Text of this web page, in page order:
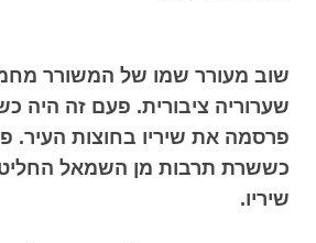
שוב מעורר שמו של המשורר
שערוריה ציבורית. פעם זה היה
פרסמה את שיריו בחוצות העיר.
כששרת תרבות מן השמאל
שיריו.